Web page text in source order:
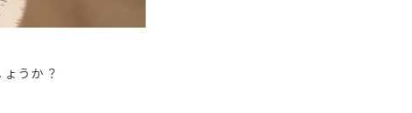
うか？